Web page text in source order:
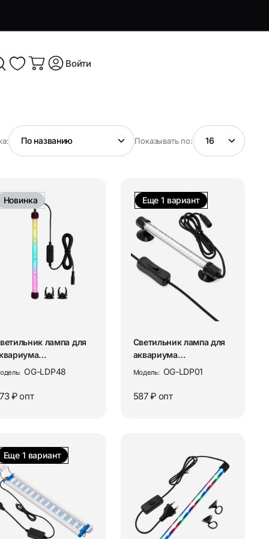
и
Аксессуары и устройства для
смартфонов
Беспроводные ЗУ
Кабели, переходники и ТВ-
компоненты
Аудиокабели и переходники
Разъёмы и переходники ТВ / RF
Рации и аксессуары
Аксессуары для раций
Аромадиффузоры и освежители
Бытовая техника и аксессуары
Войти
Показывать по:
Новинка
лампа для
RGB с
OG-LDP48
₽опт
Еще 1 вариант
Светильник лампа для
аквариума
светодиодная БЕЛАЯ
Модель: OG-LDP01
587 ₽ опт
Еще 1 вариант